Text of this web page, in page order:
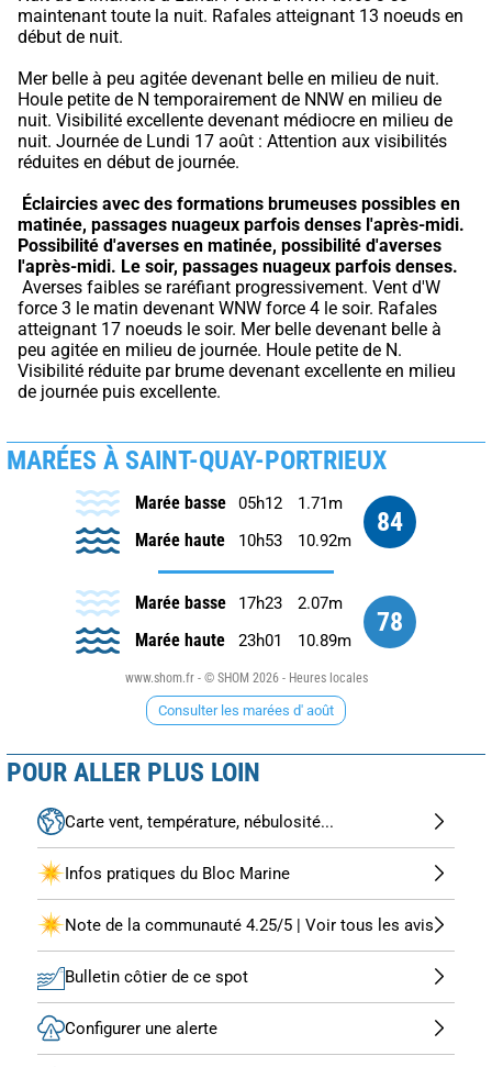
maintenant toute la nuit. Rafales atteignant 13 noeuds en
début de nuit.
Mer belle à peu agitée devenant belle en milieu de nuit.
Houle petite de N temporairement de NNW en milieu de
nuit. Visibilité excellente devenant médiocre en milieu de
nuit. Journée de Lundi 17 août : Attention aux visibilités
réduites en début de journée.
Éclaircies avec des formations brumeuses possibles en
matinée, passages nuageux parfois denses l'après-midi.
Possibilité d'averses en matinée, possibilité d'averses
l'après-midi. Le soir, passages nuageux parfois denses.
force 3 le matin devenant WNW force 4 le soir. Rafales
atteignant 17 noeuds le soir. Mer belle devenant belle à
peu agitée en milieu de journée. Houle petite de N.
Visibilité réduite par brume devenant excellente en milieu
de journée puis excellente.
MARÉES À SAINT-QUAY-PORTRIEUX
84
Marée basse 05h12 1.71m
Marée haute 10h53 10.92m
78
Marée basse 17h23 2.07m
Marée haute 23h01 10.89m
www.shom.fr - © SHOM 2026 - Heures locales
Consulter les marées d' août
POUR ALLER PLUS LOIN
Carte vent, température, nébulosité...
Infos pratiques du Bloc Marine
Note de la communauté 4.25/5 | Voir tous les avis
Bulletin côtier de ce spot
Configurer une alerte